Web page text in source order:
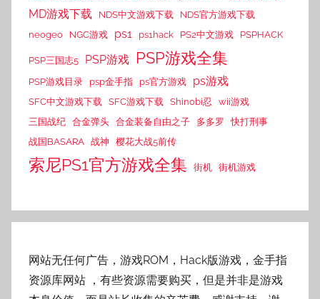
MD游戏下载 NDS中文游戏下载
NDS官方游戏下载
neogeo
NGC游戏 ps1 ps1hack PS2中文游戏 PSPHACK
PSP三国志5 PSP游戏 PSP游戏全集
PSP游戏目录 psp金手指 ps官方游戏 ps游戏
SFC中文游戏下载 SFC游戏下载 Shinobi忍
wii游戏
三国战纪 合金弹头 合金装备自由之子 多多罗
快打刑事
战国BASARA 战神 樱花大战5前传
索尼PS1官方游戏全集 街机 街机游戏
网站无任何广告，游戏ROM，Hack版游戏，金手指
资源库网站 ，有些资源需要购买，但是并非是游戏